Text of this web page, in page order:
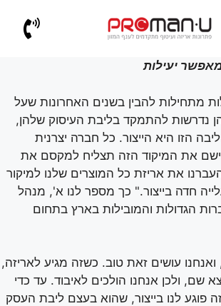
מאפשר יעילות
מתחילות להבין בשנים האחרונות שעל
נדרשות להתמקד בליבת העיסוק שלהן,
הזו היא הייצור. כל חברה יצרנית
את המיקוד הזה תצליח למקסם את
את אריזת כל המוצרים שלנו למיקור
חדה בייצור." כך מספר לנו א', מנהל
הגדולות והמובילות בארץ בתחום
ואנחנו עושים זאת טוב. כשזה מגיע לאריזה,
שם, ולכן אנחנו הולכים לאיבוד. עד כדי
פוגע לנו בייצור, שהוא בעצם ליבת העסק